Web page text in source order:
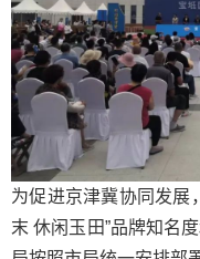
为促进京津冀协同发展
末 休闲玉田”品牌知名